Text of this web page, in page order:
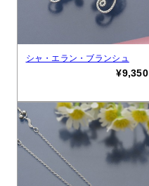
シャ・エラン・ブランシュ
¥9,350